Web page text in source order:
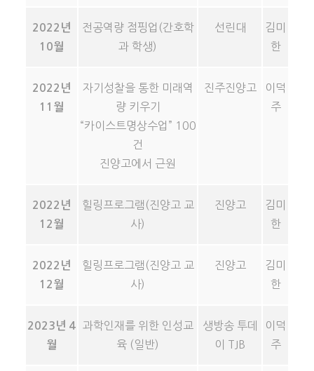
2022년
10월
전공역량 점핑업(간호학
과 학생)
선린대
김미
한
2022년
11월
자기성찰을 통한 미래역
량 키우기
“카이스트명상수업” 100
건
진양고에서 근원
진주진양고
이덕
주
2022년
12월
힐링프로그램(진양고 교
사)
진양고
김미
한
2022년
12월
힐링프로그램(진양고 교
사)
진양고
김미
한
2023년 4
월
과학인재를 위한 인성교
육 (일반)
생방송 투데
이 TJB
이덕
주